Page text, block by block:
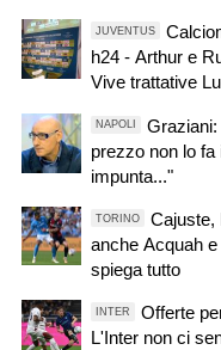
JUVENTUS
h24 - Arthur e
Vive trattative
per Nico. PSG
Suzuki.
Sorloth sul
NAPOLI
prezzo non lo fa
impunta..."
TORINO
Cajuste,
anche Acquah
spiega tutto
INTER
Offerte
L'Inter non ci